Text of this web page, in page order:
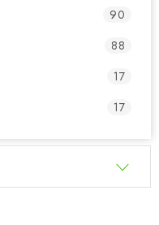
90
88
17
17